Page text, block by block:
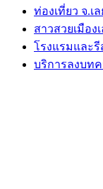
ท่องเที่ยว จ.เล
สาวสวยเมือง
โรงแรมและ
บริการลงบทค